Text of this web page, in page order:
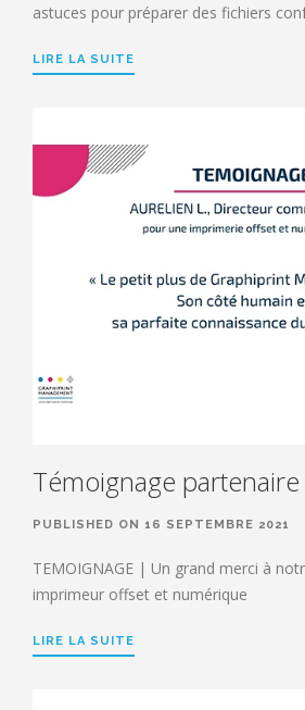
astuces pour préparer des fichiers
LIRE LA SUITE
Témoignage partenaire
PUBLISHED ON 16 SEPTEMBRE 2021
TEMOIGNAGE | Un grand merci à
imprimeur offset et numérique
LIRE LA SUITE